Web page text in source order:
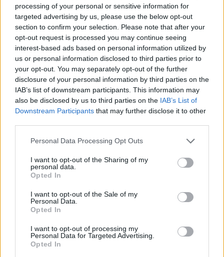
processing of your personal or sensitive information for
targeted advertising by us, please use the below opt-out
section to confirm your selection. Please note that after your
opt-out request is processed you may continue seeing
interest-based ads based on personal information utilized by
us or personal information disclosed to third parties prior to
your opt-out. You may separately opt-out of the further
disclosure of your personal information by third parties on the
IAB’s list of downstream participants. This information may
also be disclosed by us to third parties on the IAB’s List of
Downstream Participants that may further disclose it to other
Please note that this website/app uses one or more Google
not limited to your visit or usage behaviour. You may click to
grant or deny consent to Google and its third-party tags to
use your data for below specified purposes in below Google
consent section.
Personal Data Processing Opt Outs
I want to opt-out of the Sharing of my
personal data.
Opted In
I want to opt-out of the Sale of my
Personal Data.
Opted In
I want to opt-out of processing my
Personal Data for Targeted Advertising.
Opted In
Όλα για το Μezcal, το διάσημο μεξικάνικο αλκοολούχο
Aν είστε λάτρεις του mezcal έχουμε την κατάλληλη
κοκτέιλ.